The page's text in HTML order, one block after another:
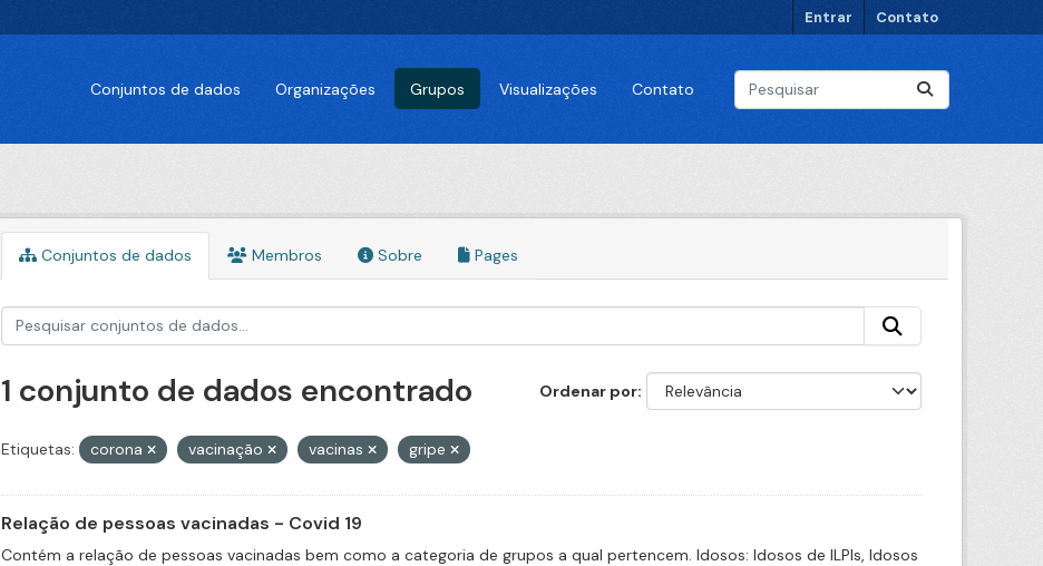
Entrar Contato
Conjuntos de dados Organizações Grupos Visualizações Contato
Conjuntos de dados Membros Sobre Pages
Ordenar por
1 conjunto de dados encontrado
Etiquetas: corona vacinação vacinas gripe
Relação de pessoas vacinadas - Covid 19
Contém a relação de pessoas vacinadas bem como a categoria de grupos a qual pertencem. Idosos: Idosos de ILPIs, Idosos